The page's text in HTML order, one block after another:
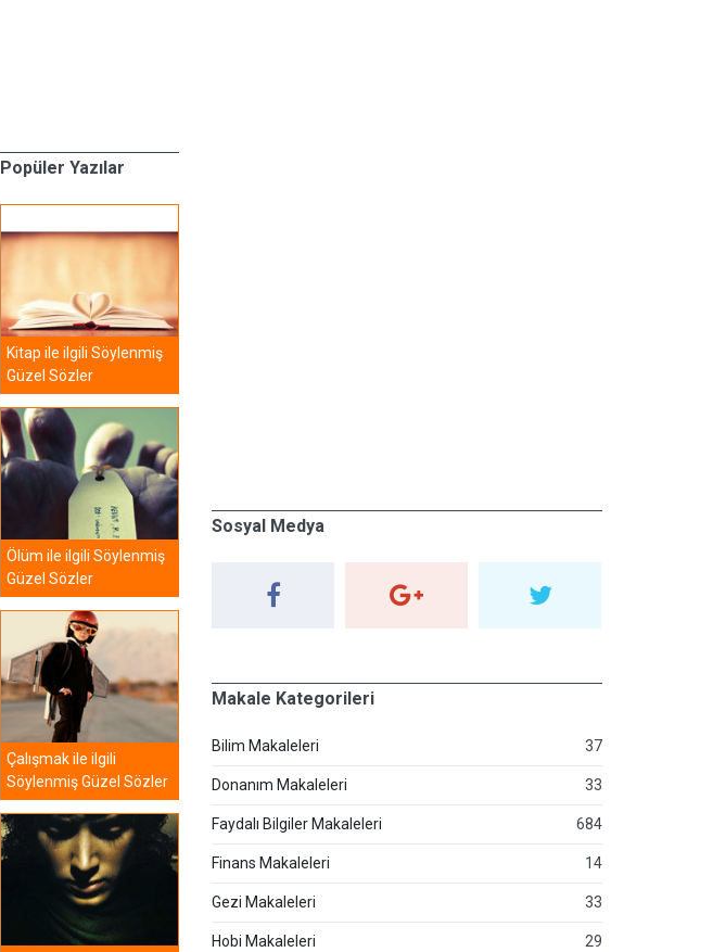
Popüler Yazılar
Kitap ile ilgili Söylenmiş
Güzel Sözler
Ölüm ile ilgili Söylenmiş
Güzel Sözler
Çalışmak ile ilgili
Söylenmiş Güzel Sözler
Sosyal Medya
Makale Kategorileri
Bilim Makaleleri 37
Donanım Makaleleri 33
Faydalı Bilgiler Makaleleri 684
Finans Makaleleri 14
Gezi Makaleleri 33
Hobi Makaleleri 29